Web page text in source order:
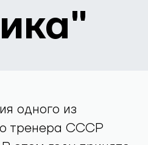
одного из
тренера СССР